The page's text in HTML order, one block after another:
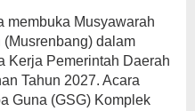
membuka Musyawarah
dalam
Kerja Pemerintah Daerah
Tahun 2027. Acara
Guna (GSG) Komplek